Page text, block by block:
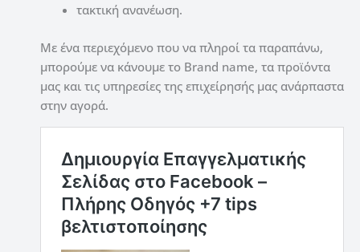
τακτική ανανέωση.
Με ένα περιεχόμενο που να πληροί τα παραπάνω,
μπορούμε να κάνουμε το Brand name, τα προϊόντα
μας και τις υπηρεσίες της επιχείρησής μας ανάρπαστα
στην αγορά.